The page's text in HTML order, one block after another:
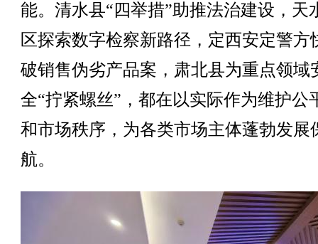
能。清水县“四举措”助推法治建设，天
区探索数字检察新路径，定西安定警方
破销售伪劣产品案，肃北县为重点领域
全“拧紧螺丝”，都在以实际作为维护公
和市场秩序，为各类市场主体蓬勃发展
航。